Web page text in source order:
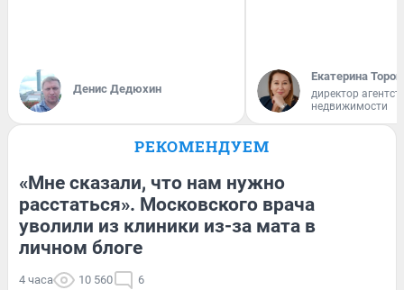
Денис Дедюхин
Екатерина
директор
недвижимости
РЕКОМЕНДУЕМ
«Мне сказали, что нам нужно
расстаться». Московского врача
уволили из клиники из-за мата в
личном блоге
4 часа 10 560 6